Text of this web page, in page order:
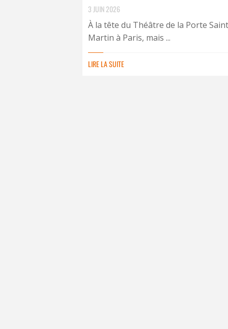
3 JUIN 2026
À la tête du Théâtre de la Porte
Martin à Paris, mais ...
LIRE LA SUITE